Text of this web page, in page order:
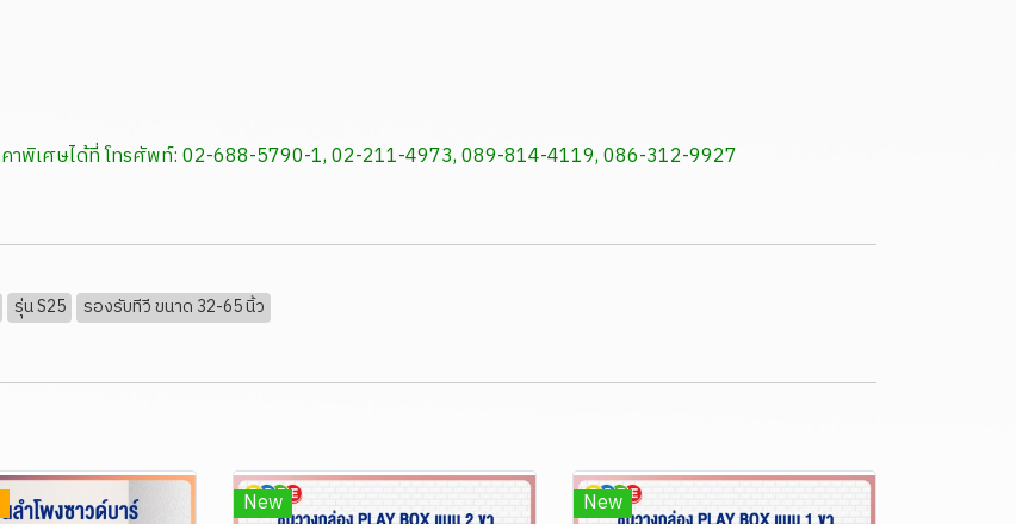
คาพิเศษได้ที่ โทรศัพท์: 02-688-5790-1, 02-211-4973, 089-814-4119, 086-312-9927
รุ่น S25 รองรับทีวี ขนาด 32-65 นิ้ว
New New